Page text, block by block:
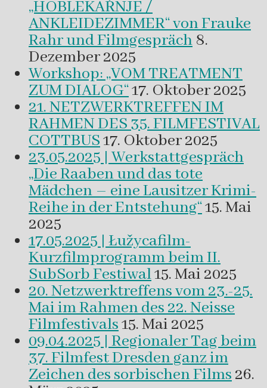
„HOBLEKAŔNJE /
ANKLEIDEZIMMER“ von Frauke
Rahr und Filmgespräch 8.
Dezember 2025
Workshop: „VOM TREATMENT
ZUM DIALOG“17. Oktober 2025
21. NETZWERKTREFFEN IM
RAHMEN DES 35. FILMFESTIVAL
COTTBUS17. Oktober 2025
23.05.2025 | Werkstattgespräch
„Die Raaben und das tote
Mädchen – eine Lausitzer Krimi-
Reihe in der Entstehung“15. Mai
2025
17.05.2025 | Łužycafilm-
Kurzfilmprogramm beim II.
SubSorb Festiwal15. Mai 2025
20. Netzwerktreffens vom 23.-25.
Mai im Rahmen des 22. Neisse
Filmfestivals15. Mai 2025
09.04.2025 | Regionaler Tag beim
37. Filmfest Dresden ganz im
Zeichen des sorbischen Films26.